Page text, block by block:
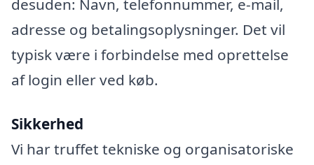
desuden: Navn, telefonnummer, e-mail,
adresse og betalingsoplysninger. Det vil
typisk være i forbindelse med oprettelse
af login eller ved køb.
Sikkerhed
Vi har truffet tekniske og organisatoriske